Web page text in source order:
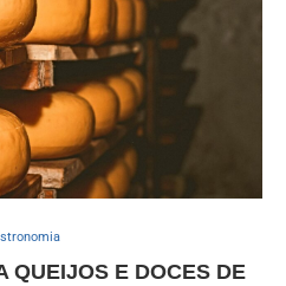
QUEIJOS E DOCES DE